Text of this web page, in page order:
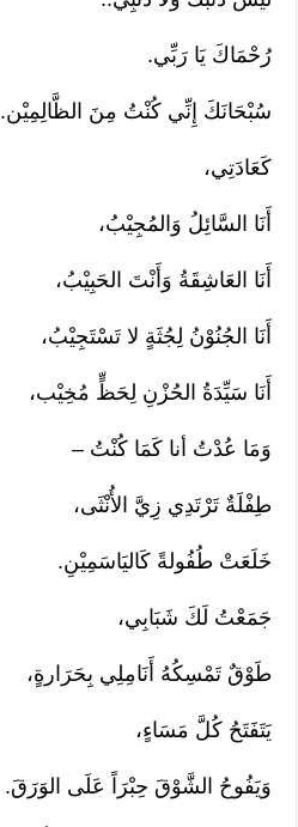
رُحْمَاكَ يَا رَبِّي.
سُبْحَانَكَ إِنِّي كُنْتُ مِنَ الظَّالِمِيْن.
كَعَادَتِي،
أَنَا السَّائِلُ وَالمُجِيْبُ،
أَنَا العَاشِقَةُ وَأَنْتَ الحَبِيْبُ،
أَنَا الجُنُوْنُ لِجُثَةٍ لا تَسْتَجِيْبُ،
أَنَا سَيِّدَةُ الحُزْنِ لِحَظٍّ مُخِيْب،
وَمَا عُدْتُ أنا كَمَا كُنْتُ –
طِفْلَةٌ تَرْتَدِي زِيَّ الأُنْثَى،
خَلَعَتْ طُفُولةً كَاليَاسَمِيْنِ.
جَمَعْتُ لَكَ شَبَابِي،
طَوْقٌ تَمْسِكُهُ أَنَامِلِي بِحَرَارةٍ،
يَتَفَتَحُ كُلَّ مَسَاءٍ،
وَيَفُوحُ الشَّوْقَ حِبْرَاً عَلَى الوَرَقَ.